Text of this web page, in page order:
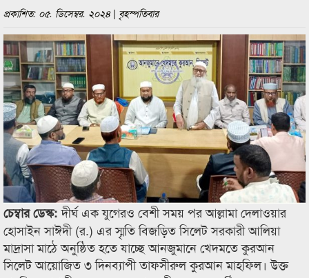
প্রকাশিত: ০৫. ডিসেম্বর. ২০২৪ | বৃহস্পতিবার
চেম্বার ডেস্ক:দীর্ঘ এক যুগেরও বেশী সময় পর আল্লামা দেলাওয়ার
হোসাইন সাঈদী (র.) এর স্মৃতি বিজড়িত সিলেট সরকারী আলিয়া
মাদ্রাসা মাঠে অনুষ্ঠিত হতে যাচ্ছে আনজুমানে খেদমতে কুরআন
সিলেট আয়োজিত ৩ দিনব্যাপী তাফসীরুল কুরআন মাহফিল। উক্ত